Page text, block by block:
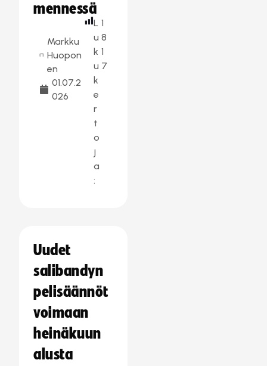
mennessä
Markku
Huopon
en
01.07.2
026
L
u
k
u
k
e
r
t
o
j
a
:
1
8
1
7
Uudet
salibandyn
pelisäännöt
voimaan
heinäkuun
alusta